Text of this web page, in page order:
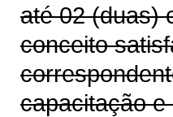
até 02 (duas)
conceito
capacitação